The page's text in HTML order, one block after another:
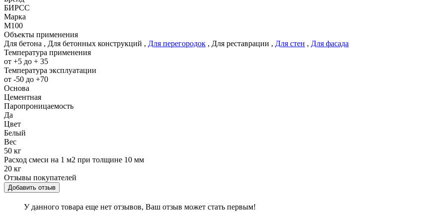
БИРСС
Марка
М100
Объекты применения
Для бетона , Для бетонных конструкций , Для перегородок , Для реставрации , Для стен , Для фасада
Температура применения
от +5 до + 35
Температура эксплуатации
от -50 до +70
Основа
Цементная
Паропроницаемость
Да
Цвет
Белый
Вес
50 кг
Расход смеси на 1 м2 при толщине 10 мм
20 кг
Отзывы покупателей
Добавить отзыв
У данного товара еще нет отзывов, Ваш отзыв может стать первым!